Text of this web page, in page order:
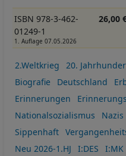
ISBN 978-3-462-
01249-1
1. Auflage 07.05.2026
26,00
2.Weltkrieg
20.
Biografie
Deutschland
Erinnerungen
Nationalsozialismus
Nazis
Sippenhaft
Neu 2026-1.HJ
I:DES I:MK